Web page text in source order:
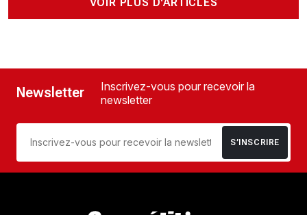
Newsletter
Inscrivez-vous pour recevoir la
newsletter
S’INSCRIRE